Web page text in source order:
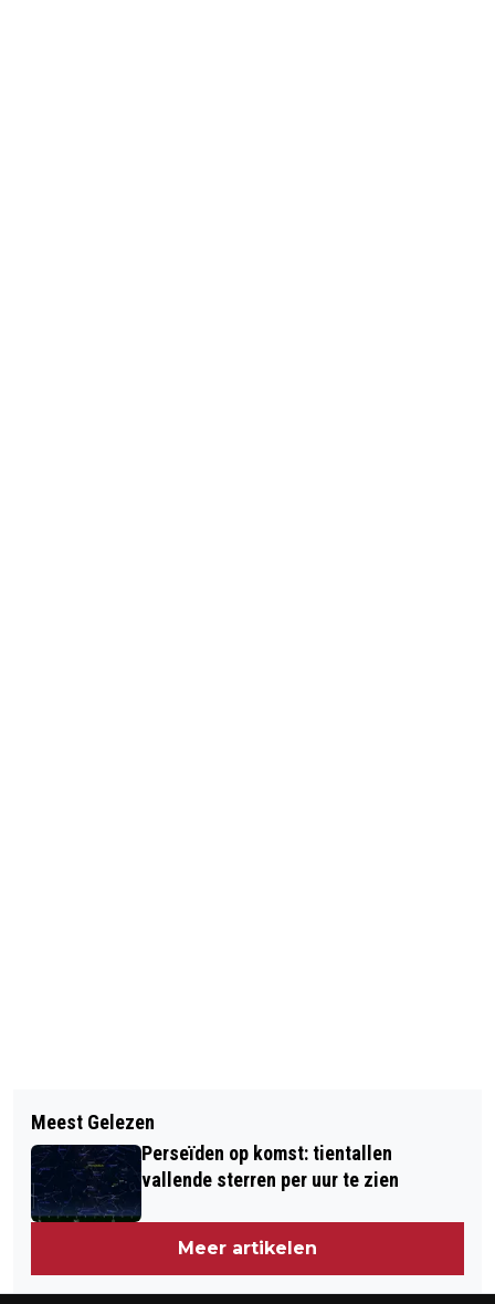
PSG MIST OOK MOTTA EN SILVA
TEGEN AJAX
GEWELD EN PLUNDERINGEN IN
FERGUSON NA VRIJSPRAAK AGENT
Meest Gelezen
Perseïden op komst: tientallen
vallende sterren per uur te zien
Meer artikelen